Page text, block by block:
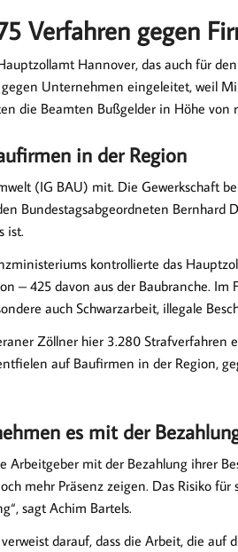
Verfahren gegen
Hannover, das auch für
Unternehmen eingeleitet, weil
die Beamten Bußgelder in Höhe von
in der Region
(IG BAU) mit. Die Gewerkschaft
Bundestagsabgeordneten Bernhard
ist.
kontrollierte das
– 425 davon aus der Baubranche.
auch Schwarzarbeit, illegale
Zöllner hier 3.280 Strafverfahren
auf Baufirmen in der Region,
es mit der
Arbeitgeber mit der Bezahlung ihrer
mehr Präsenz zeigen. Das Risiko
sagt Achim Bartels.
darauf, dass die Arbeit, die